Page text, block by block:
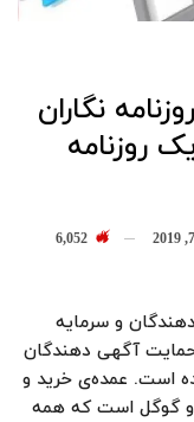
نگاران
روزنامه
6,052
و سرمایه
حمایت آگهی دهندگان
است. عمده‌ی خرید و
گوگل است که همه